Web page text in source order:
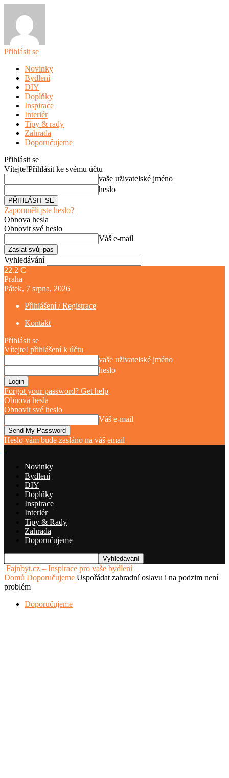
Přihlásit se
Novinky
Bydlení
DIY
Doplňky
Inspirace
Interiér
Tipy & rady
Zahrada
Doporučujeme
Přihlásit se
Vítejte!Přihlásit ke svému účtu
vaše uživatelské jméno
heslo
Zapomněli jste heslo?
Obnova hesla
Obnovit své heslo
Váš e-mail
Vyhledávání
22.2 C
Praha
Pátek, 7 srpna, 2026
Přihlášení / Registrace
Kontakt
Přihlásit se
Vítejte! přihlášení k účtu
vaše uživatelské jméno
heslo
Forgot your password? Get help
Obnova hesla
Obnovit své heslo
Váš e-mail
Heslo vám bude zasláno na váš email
Novinky
Bydlení
DIY
Doplňky
Inspirace
Interiér
Tipy & Rady
Zahrada
Doporučujeme
Fajnbyt.cz – Inspirace pro vaše bydlení
Domů Doporučujeme Uspořádat zahradní oslavu i na podzim není
problém
Doporučujeme